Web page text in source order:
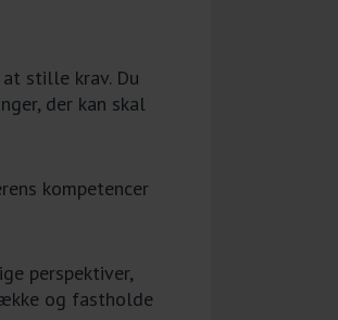
stille krav. Du
der kan skal
kompetencer
perspektiver,
og fastholde